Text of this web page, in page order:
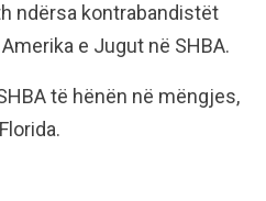
ndërsa kontrabandistët
e Jugut në SHBA.
të hënën në mëngjes,